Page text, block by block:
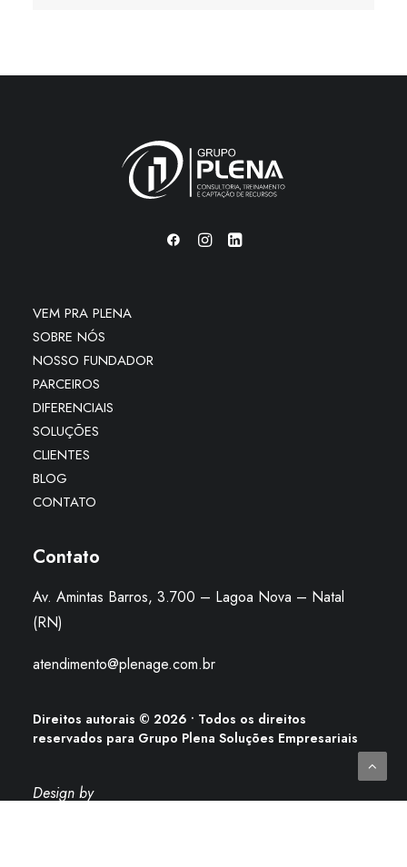
VEM PRA PLENA
SOBRE NÓS
NOSSO FUNDADOR
PARCEIROS
DIFERENCIAIS
SOLUÇÕES
CLIENTES
BLOG
CONTATO
Contato
Av. Amintas Barros, 3.700 – Lagoa Nova – Natal
(RN)
atendimento@plenage.com.br
Direitos autorais © 2026 • Todos os direitos
reservados para Grupo Plena Soluções Empresariais
Design by